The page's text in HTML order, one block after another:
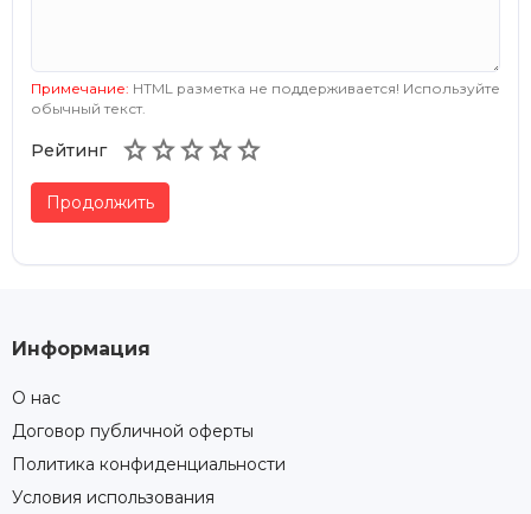
Примечание: HTML разметка не поддерживается! Используйте
обычный текст.
Рейтинг 
Продолжить
Информация
О нас
Договор публичной оферты
Политика конфиденциальности
Условия использования